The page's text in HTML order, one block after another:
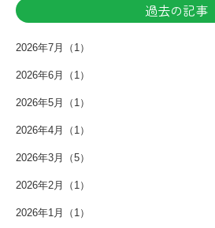
過去の記事
2026年7月（1）
2026年6月（1）
2026年5月（1）
2026年4月（1）
2026年3月（5）
2026年2月（1）
2026年1月（1）